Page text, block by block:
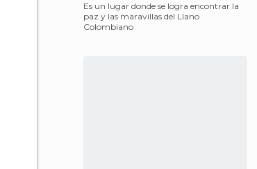
Es un lugar donde se logra encontrar la
paz y las maravillas del Llano
Colombiano